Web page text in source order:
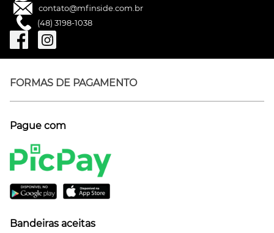
contato@mfinside.com.br
(48) 3198-1038
FORMAS DE PAGAMENTO
Pague com
Bandeiras aceitas